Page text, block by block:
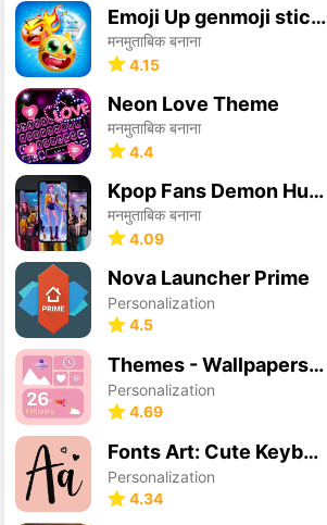
Emoji Up genmoji sticker maker
मनमुताबिक बनाना
4.15
Neon Love Theme
मनमुताबिक बनाना
4.4
Kpop Fans Demon Hunter Wallpap
मनमुताबिक बनाना
4.09
Nova Launcher Prime
Personalization
4.5
Themes - Wallpapers & Widgets
Personalization
4.69
Fonts Art: Cute Keyboard Font
Personalization
4.34